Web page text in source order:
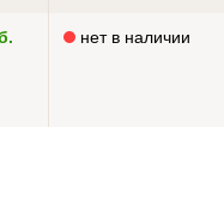
нет в наличии